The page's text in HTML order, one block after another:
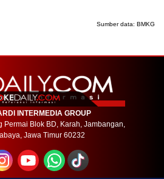
Sumber data: BMKG
INTERMEDIA GROUP
Permai Blok BD, Karah, Jambangan,
Jawa Timur 60232